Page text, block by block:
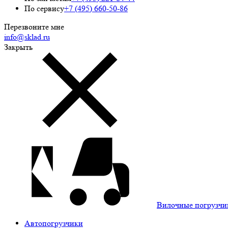
По сервису+7 (495) 660-50-86
Перезвоните мне
info@sklad.ru
Закрыть
Вилочные
Автопогрузчики